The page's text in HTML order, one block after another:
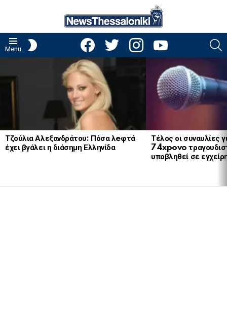
Menu
facebooktwitter instagramyoutube
Τζούλια Αλεξανδράτου: Πόσα λeφτά
έχει βγάλει η διάσημη Ελληνίδα
Τέλος οι συναυλίες
74xpovo
υποβληθεί σε